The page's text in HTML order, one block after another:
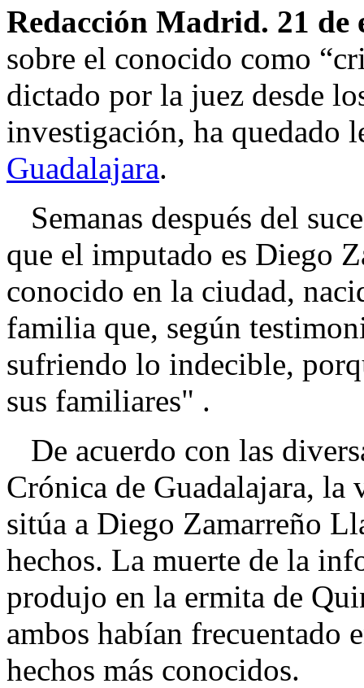
Redacción Madrid. 21 de
sobre el conocido como
dictado por la juez desde
investigación, ha quedado
Guadalajara.
Semanas después del
que el imputado es Diego
conocido en la ciudad,
familia que, según
sufriendo lo indecible,
sus familiares" .
De acuerdo con las
Crónica de Guadalajara, la
sitúa a Diego Zamarreño
hechos. La muerte de la
produjo en la ermita de
ambos habían frecuentado
hechos más conocidos.